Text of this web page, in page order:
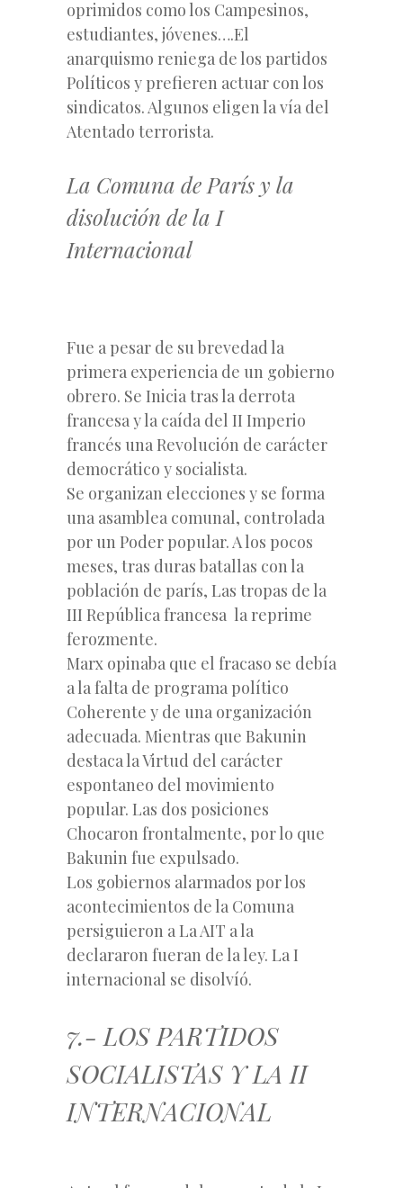
oprimidos como los Campesinos,
estudiantes, jóvenes….El
anarquismo reniega de los partidos
Políticos y prefieren actuar con los
sindicatos. Algunos eligen la vía del
Atentado terrorista.
La Comuna de París y la
disolución de la I
Internacional
Fue a pesar de su brevedad la
primera experiencia de un gobierno
obrero. Se Inicia tras la derrota
francesa y la caída del II Imperio
francés una Revolución de carácter
democrático y socialista.
Se organizan elecciones y se forma
una asamblea comunal, controlada
por un Poder popular. A los pocos
meses, tras duras batallas con la
población de parís, Las tropas de la
III República francesa la reprime
ferozmente.
Marx opinaba que el fracaso se debía
a la falta de programa político
Coherente y de una organización
adecuada. Mientras que Bakunin
destaca la Virtud del carácter
espontaneo del movimiento
popular. Las dos posiciones
Chocaron frontalmente, por lo que
Bakunin fue expulsado.
Los gobiernos alarmados por los
acontecimientos de la Comuna
persiguieron a La AIT a la
declararon fueran de la ley. La I
internacional se disolvíó.
7.- LOS PARTIDOS
SOCIALISTAS Y LA II
INTERNACIONAL